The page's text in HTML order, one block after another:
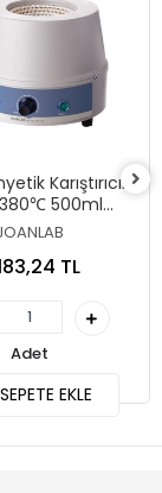
Karıştırıcılı
500ml
Isıtıcı
TL
Adet
SEPETE EKLE